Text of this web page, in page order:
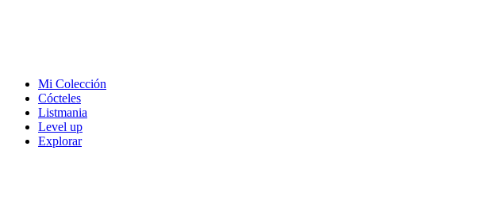
Mi Colección
Cócteles
Listmania
Level up
Explorar